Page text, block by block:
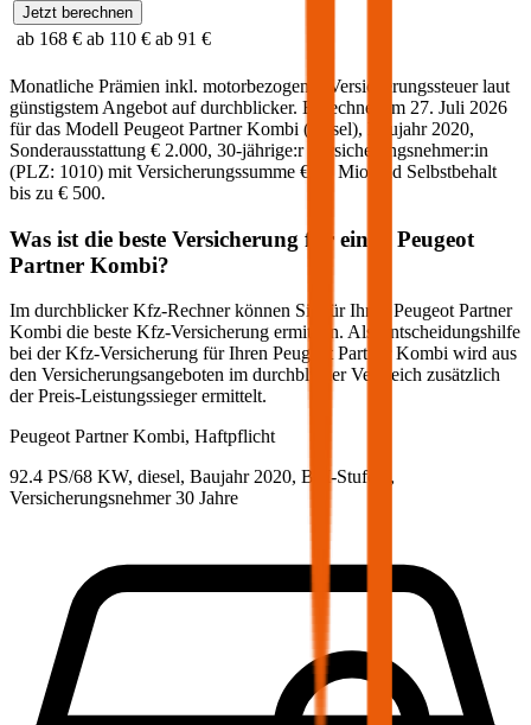
Jetzt berechnen
ab 168 € ab 110 € ab 91 €
Monatliche Prämien inkl. motorbezogener Versicherungssteuer laut
günstigstem Angebot auf durchblicker. Berechnet am 27. Juli 2026
für das Modell Peugeot Partner Kombi ( diesel), Baujahr 2020,
Sonderausstattung € 2.000, 30-jährige:rVersicherungsnehmer:in
(PLZ: 1010) mit Versicherungssumme € 20 Mio und Selbstbehalt
bis zu € 500.
Was ist die beste Versicherung für einen Peugeot
Partner Kombi?
Im durchblicker Kfz-Rechner können Sie für Ihren Peugeot Partner
Kombi die beste Kfz-Versicherung ermitteln. Als Entscheidungshilfe
bei der Kfz-Versicherung für Ihren Peugeot Partner Kombi wird aus
den Versicherungsangeboten im durchblicker Vergleich zusätzlich
der Preis-Leistungssieger ermittelt.
Peugeot Partner Kombi, Haftpflicht
92.4 PS/68 KW, diesel, Baujahr 2020, BM-Stufe
,
Versicherungsnehmer 30 Jahre